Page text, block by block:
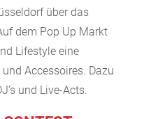
über das
dem Pop Up Markt
Lifestyle eine
Accessoires. Dazu
und Live-Acts.